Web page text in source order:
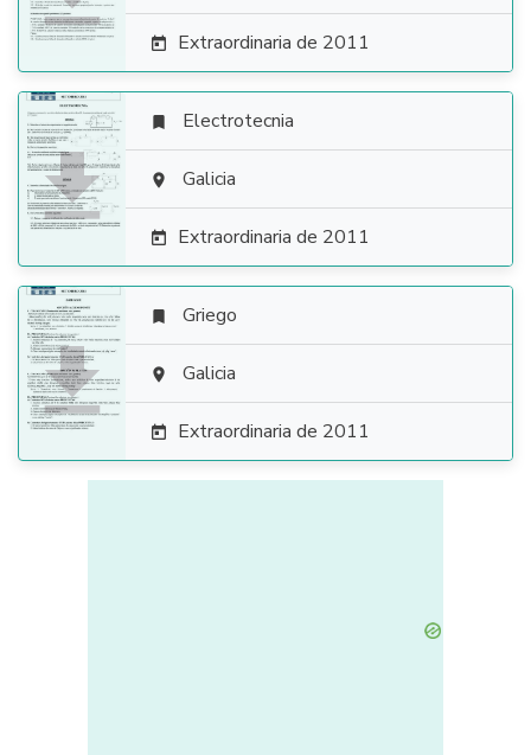
 Extraordinaria de 2011

 Electrotecnia
 Galicia
 Extraordinaria de 2011

 Griego
 Galicia
 Extraordinaria de 2011